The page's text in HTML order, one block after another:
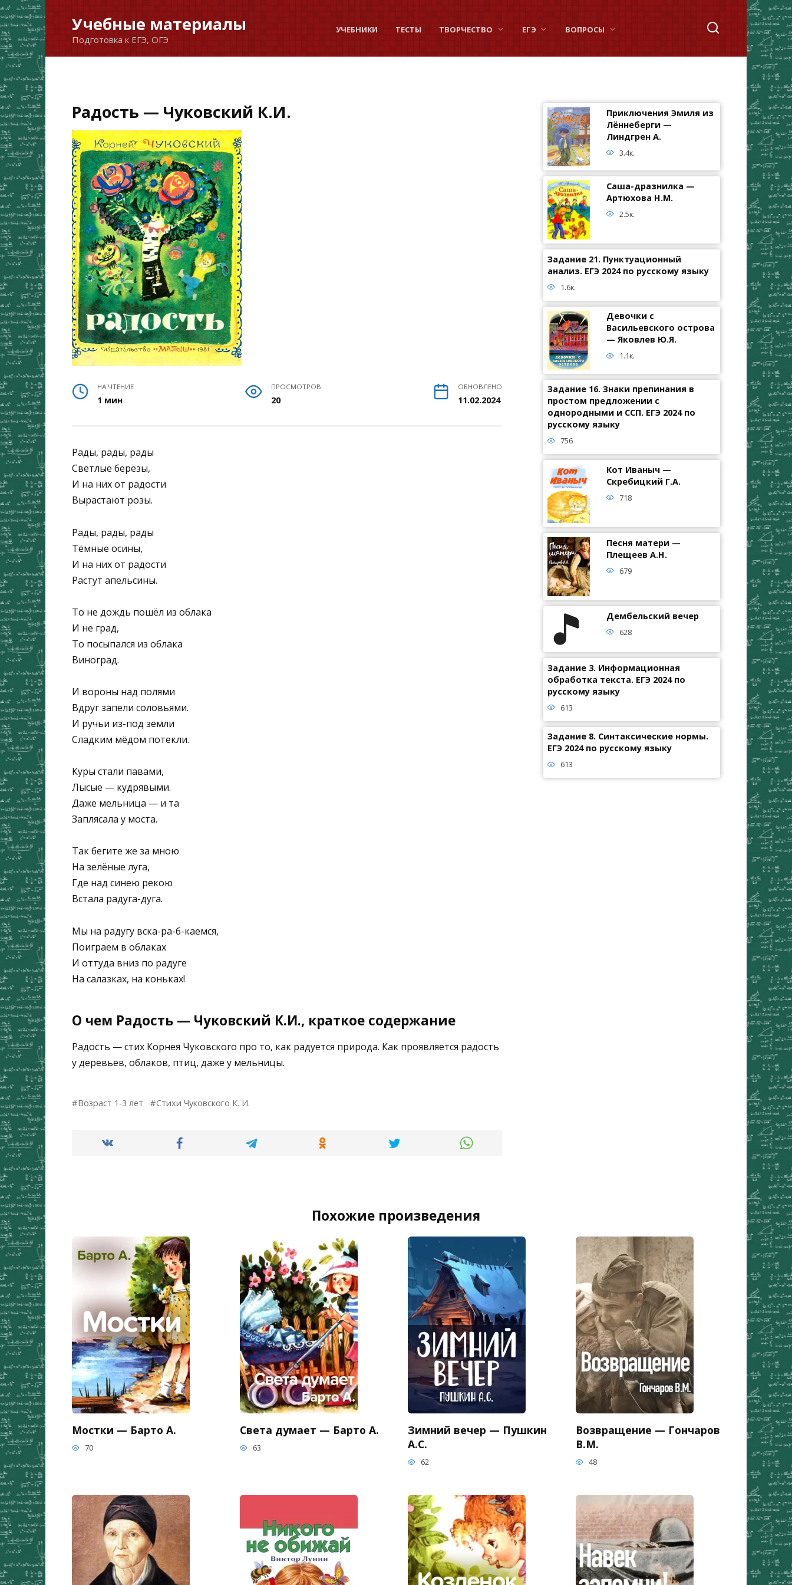
Перейти
к
содержанию
Учебные материалы
Подготовка к ЕГЭ, ОГЭ
УЧЕБНИКИ ТЕСТЫ ТВОРЧЕСТВО ЕГЭ ВОПРОСЫ
Радость — Чуковский К.И.
НА ЧТЕНИЕ
1 мин
ПРОСМОТРОВ
20
ОБНОВЛЕНО
11.02.2024
Рады, рады, рады
Светлые берёзы,
И на них от радости
Вырастают розы.
Рады, рады, рады
Тёмные осины,
И на них от радости
Растут апельсины.
То не дождь пошёл из облака
И не град,
То посыпался из облака
Виноград.
И вороны над полями
Вдруг запели соловьями.
И ручьи из-под земли
Сладким мёдом потекли.
Куры стали павами,
Лысые — кудрявыми.
Даже мельница — и та
Заплясала у моста.
Так бегите же за мною
На зелёные луга,
Где над синею рекою
Встала радуга-дуга.
Мы на радугу вска-ра-б-каемся,
Поиграем в облаках
И оттуда вниз по радуге
На салазках, на коньках!
О чем Радость — Чуковский К.И., краткое содержание
Радость — стих Корнея Чуковского про то, как радуется природа. Как проявляется радость
у деревьев, облаков, птиц, даже у мельницы.
Возраст 1-3 лет Стихи Чуковского К. И.
Приключения Эмиля из
Лённеберги —
Линдгрен А.
3.4к.
Саша-дразнилка —
Артюхова Н.М.
2.5к.
Задание 21. Пунктуационный
анализ. ЕГЭ 2024 по русскому языку
1.6к.
Девочки с
Васильевского острова
— Яковлев Ю.Я.
1.1к.
Задание 16. Знаки препинания в
простом предложении с
однородными и ССП. ЕГЭ 2024 по
русскому языку
756
Кот Иваныч —
Скребицкий Г.А.
718
Песня матери —
Плещеев А.Н.
679
Дембельский вечер
628
Задание 3. Информационная
обработка текста. ЕГЭ 2024 по
русскому языку
613
Задание 8. Синтаксические нормы.
ЕГЭ 2024 по русскому языку
613
Похожие произведения
Мостки — Барто А.
70
Света думает — Барто А.
63
Зимний вечер — Пушкин
А.С.
62
Возвращение — Гончаров
В.М.
48